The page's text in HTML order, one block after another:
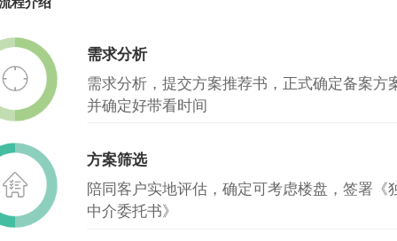
需求分析
需求分析，提交方案推荐书，正式确定备案方
并确定好带看时间
方案筛选
陪同客户实地评估，确定可考虑楼盘，签署《
中介委托书》